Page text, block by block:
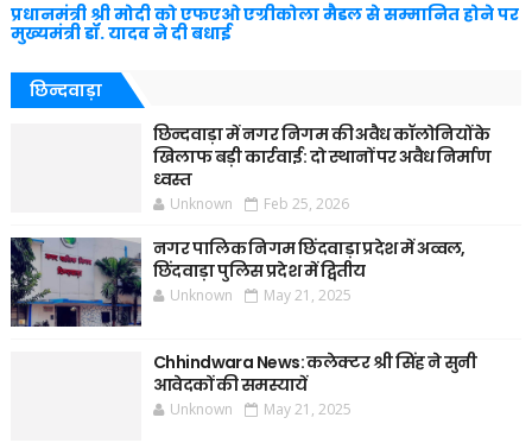
प्रधानमंत्री श्री मोदी को एफएओ एग्रीकोला मैडल से सम्मानित होने पर
मुख्यमंत्री डॉ. यादव ने दी बधाई
छिन्दवाड़ा
छिन्दवाड़ा में नगर निगम की अवैध कॉलोनियों के
खिलाफ बड़ी कार्रवाई: दो स्थानों पर अवैध निर्माण
ध्वस्त
Unknown Feb 25, 2026
नगर पालिक निगम छिंदवाड़ा प्रदेश में अव्वल,
छिंदवाड़ा पुलिस प्रदेश में द्वितीय
Unknown May 21, 2025
Chhindwara News: कलेक्टर श्री सिंह ने सुनी
आवेदकों की समस्यायें
Unknown May 21, 2025